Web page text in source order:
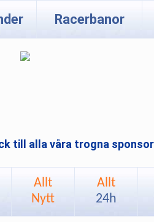
Racerbanor
till alla våra trogna
Allt
Nytt
Allt
24h